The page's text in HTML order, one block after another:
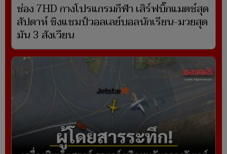
ช่อง 7HD กางโปรแกรมกีฬา เสิร์ฟบิ๊กแมตช์สุด
สัปดาห์ ชิงแชมป์วอลเลย์บอลนักเรียน-มวยสุด
มัน 3 สังเวียน